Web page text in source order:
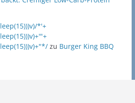
*'+
zu Burger King BBQ